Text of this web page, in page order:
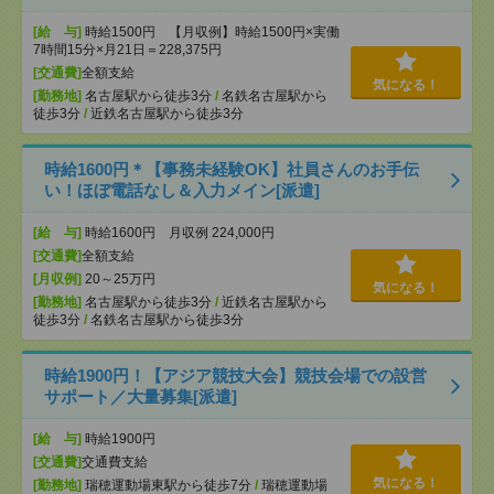
[給 与] 時給1500円 【月収例】時給1500円×実働
7時間15分×月21日＝228,375円
[交通費]全額支給
[勤務地] 名古屋駅から徒歩3分 / 名鉄名古屋駅から
徒歩3分 / 近鉄名古屋駅から徒歩3分
気になる！
時給1600円＊【事務未経験OK】社員さんのお手伝
い！ほぼ電話なし＆入力メイン[派遣]
[給 与] 時給1600円 月収例 224,000円
[交通費]全額支給
[月収例] 20～25万円
[勤務地] 名古屋駅から徒歩3分 / 近鉄名古屋駅から
徒歩3分 / 名鉄名古屋駅から徒歩3分
気になる！
時給1900円！【アジア競技大会】競技会場での設営
サポート／大量募集[派遣]
[給 与] 時給1900円
[交通費]交通費支給
[勤務地] 瑞穂運動場東駅から徒歩7分 / 瑞穂運動場
気になる！